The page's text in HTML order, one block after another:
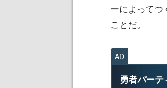
ーによってつ
ことだ。
AD
勇者パーテ